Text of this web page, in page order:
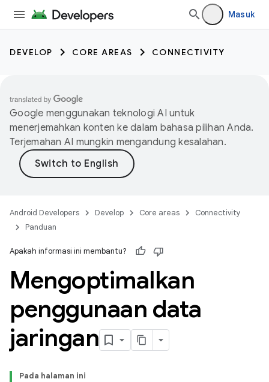
Masuk
DEVELOP CORE AREAS CONNECTIVITY
Google menggunakan teknologi AI untuk
menerjemahkan konten ke dalam bahasa pilihan Anda.
Terjemahan AI mungkin mengandung kesalahan.
Android Developers Develop Core areas
Connectivity
Panduan
Apakah informasi ini membantu?
Mengoptimalkan
penggunaan data
jaringan
Pada halaman ini